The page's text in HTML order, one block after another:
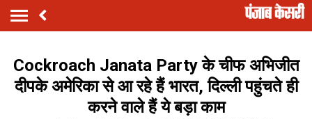
Cockroach Janata Party के चीफ अभिजीत
दीपके अमेरिका से आ रहे हैं भारत, दिल्ली पहुंचते ही
करने वाले हैं ये बड़ा काम